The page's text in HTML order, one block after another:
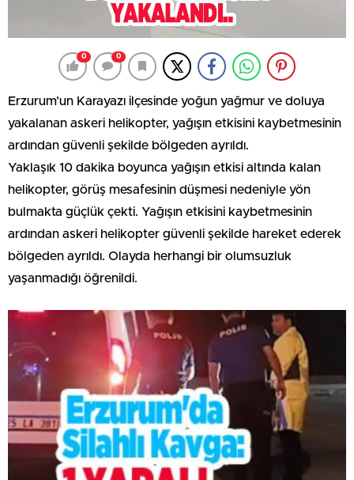
0 0
Erzurum’un Karayazı ilçesinde yoğun yağmur ve doluya
yakalanan askeri helikopter, yağışın etkisini kaybetmesinin
ardından güvenli şekilde bölgeden ayrıldı.
Yaklaşık 10 dakika boyunca yağışın etkisi altında kalan
helikopter, görüş mesafesinin düşmesi nedeniyle yön
bulmakta güçlük çekti. Yağışın etkisini kaybetmesinin
ardından askeri helikopter güvenli şekilde hareket ederek
bölgeden ayrıldı. Olayda herhangi bir olumsuzluk
yaşanmadığı öğrenildi.